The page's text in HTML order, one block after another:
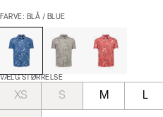
FARVE: BLÅ / BLUE
VÆLG STØRRELSE
XS S M L